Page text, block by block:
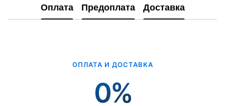
Оплата Предоплата Доставка
ОПЛАТА И ДОСТАВКА
0%